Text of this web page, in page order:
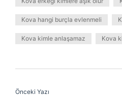
Kova hangi burçla evlenmeli
Kova kimle anlaşamaz Kova
Önceki Yazı